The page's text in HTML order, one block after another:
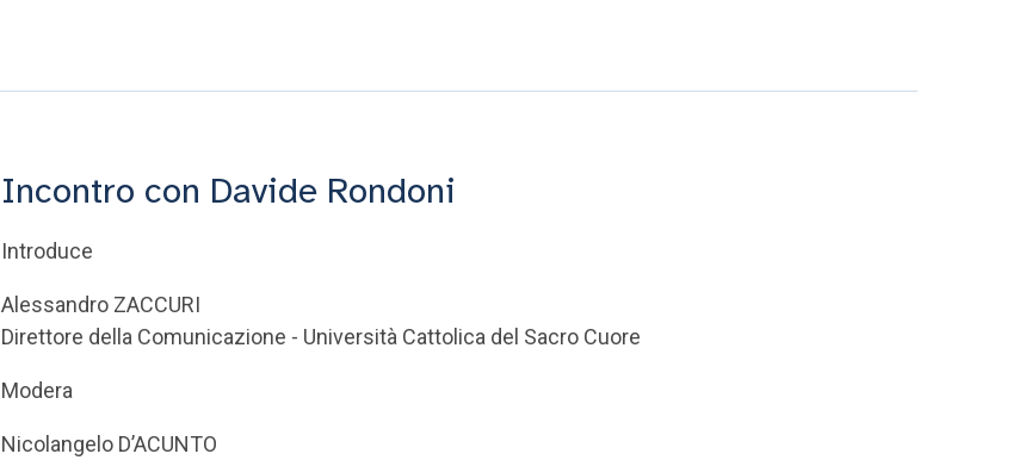
Incontro con Davide Rondoni
Introduce
Alessandro ZACCURI
Direttore della Comunicazione - Università Cattolica del Sacro Cuore
Modera
Nicolangelo D’ACUNTO